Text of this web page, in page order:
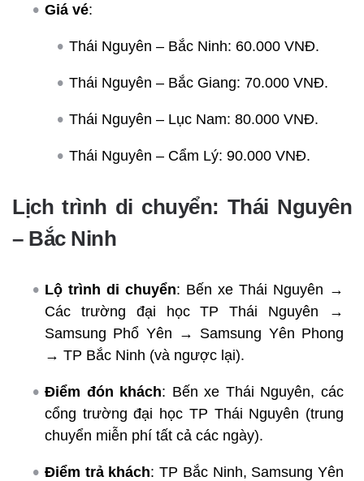
Giá vé:
Thái Nguyên – Bắc Ninh: 60.000 VNĐ.
Thái Nguyên – Bắc Giang: 70.000 VNĐ.
Thái Nguyên – Lục Nam: 80.000 VNĐ.
Thái Nguyên – Cẩm Lý: 90.000 VNĐ.
Lịch trình di chuyển: Thái Nguyên
– Bắc Ninh
Lộ trình di chuyển: Bến xe Thái Nguyên →
Các trường đại học TP Thái Nguyên →
Samsung Phổ Yên → Samsung Yên Phong
→ TP Bắc Ninh (và ngược lại).
Điểm đón khách: Bến xe Thái Nguyên, các
cổng trường đại học TP Thái Nguyên (trung
chuyển miễn phí tất cả các ngày).
Điểm trả khách: TP Bắc Ninh, Samsung Yên